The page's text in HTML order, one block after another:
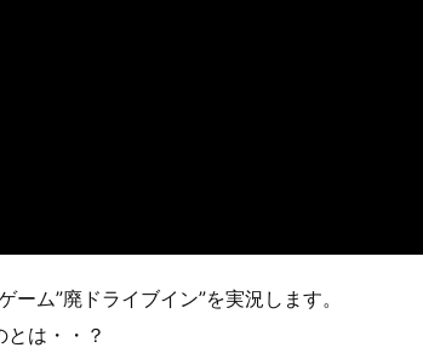
ム”廃ドライブイン”を実況します。
は・・？